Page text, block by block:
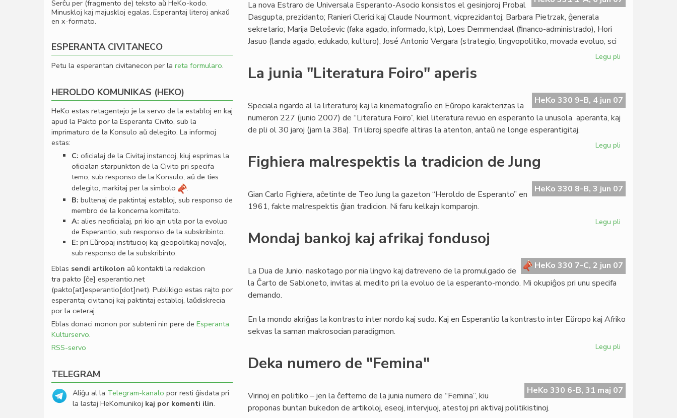
La nova Estraro de Universala Esperanto-Asocio konsistos el gesinjoroj Probal
Dasgupta, prezidanto; Ranieri Clerici kaj Claude Nourmont, vicprezidantoj; Barbara Pietrzak, ĝenerala
sekretario; Marija Beloševic (faka agado, informado, ktp), Loes Demmendaal (ﬁnanco-administrado), Hori
Jasuo (landa agado, edukado, kulturo), José Antonio Vergara (strategio, lingvopolitiko, movada evoluo, sci
Legu pli
de
UEA
La junia "Literatura Foiro" aperis
HeKo 330 9-B, 4 jun 07
Speciala rigardo al la literaturoj kaj la kinematograﬁo en Eŭropo karakterizas la
numeron 227 (junio 2007) de “Literatura Foiro”, kiel literatura revuo en esperanto la unusola aperanta, kaj
de pli ol 30 jaroj (jam la 38a). Tri libroj specife altiras la atenton, antaŭ ne longe esperantigitaj.
Legu pli
Foiro"
aperis
Fighiera malrespektis la tradicion de Jung
HeKo 330 8-B, 3 jun 07
Gian Carlo Fighiera, aĉetinte de Teo Jung la gazeton “Heroldo de Esperanto” en
1961, fakte malrespektis ĝian tradicion. Ni faru kelkajn komparojn.
Legu pli
tradicion
de
Mondaj bankoj kaj afrikaj fondusoj
HeKo 330 7-C, 2 jun 07
La Dua de Junio, naskotago por nia lingvo kaj datreveno de la promulgado de
la Ĉarto de Sabloneto, invitas al medito pri la evoluo de la esperanto-mondo. Mi okupiĝos pri unu specifa
demando.
En la mondo akriĝas la kontrasto inter nordo kaj sudo. Kaj en Esperantio la kontrasto inter Eŭropo kaj Afriko
sekvas la saman makrosocian paradigmon.
Legu pli
afrikaj
fondusoj
Deka numero de "Femina"
HeKo 330 6-B, 31 maj 07
Virinoj en politiko – jen la ĉeftemo de la junia numero de “Femina”, kiu
proponas buntan bukedon de artikoloj, eseoj, intervjuoj, atestoj pri aktivaj politikistinoj.
Serĉu per (fragmento de) teksto aŭ HeKo-kodo.
Minuskloj kaj majuskloj egalas. Esperantaj literoj ankaŭ
en x-formato.
ESPERANTA CIVITANECO
Petu la esperantan civitanecon per la reta formularo.
HEROLDO KOMUNIKAS (HEKO)
HeKo estas retagentejo je la servo de la establoj en kaj
apud la Pakto por la Esperanta Civito, sub la
imprimaturo de la Konsulo aŭ delegito. La informoj
estas:
C: oﬁcialaj de la Civitaj instancoj, kiuj esprimas la
oﬁcialan starpunkton de la Civito pri specifa
temo, sub responso de la Konsulo, aŭ de ties
delegito, markitaj per la simbolo
.
B: bultenaj de paktintaj establoj, sub responso de
membro de la koncerna komitato.
A: alies neoﬁcialaj, pri kio ajn utila por la evoluo
de Esperantio, sub responso de la subskribinto.
E: pri Eŭropaj institucioj kaj geopolitikaj novaĵoj,
sub responso de la subskribinto.
Eblas sendi artikolon aŭ kontakti la redakcion
tra pakto [ĉe] esperantio.net
(pakto[at]esperantio[dot]net). Publikigo estas rajto por
esperantaj civitanoj kaj paktintaj establoj, laŭdiskrecia
por la ceteraj.
Eblas donaci monon por subteni nin pere de Esperanta
Kulturservo.
RSS-servo
TELEGRAM
Aliĝu al la Telegram-kanalo por resti ĝisdata pri
la lastaj HeKomunikoj kaj por komenti ilin.